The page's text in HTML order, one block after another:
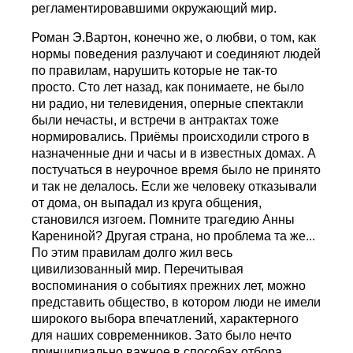
регламентировавшими окружающий мир.
Роман Э.Вартон, конечно же, о любви, о том, как
нормы поведения разлучают и соединяют людей
по правилам, нарушить которые не так-то
просто. Сто лет назад, как понимаете, не было
ни радио, ни телевидения, оперные спектакли
были нечасты, и встречи в антрактах тоже
нормировались. Приёмы происходили строго в
назначенные дни и часы и в известных домах. А
постучаться в неурочное время было не принято
и так не делалось. Если же человеку отказывали
от дома, он выпадал из круга общения,
становился изгоем. Помните трагедию Анны
Карениной? Другая страна, но проблема та же...
По этим правилам долго жил весь
цивилизованный мир. Перечитывая
воспоминания о событиях прежних лет, можно
представить общество, в котором люди не имели
широкого выбора впечатлений, характерного
для наших современников. Зато было нечто